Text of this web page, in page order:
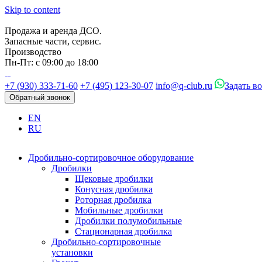
Skip to content
Продажа и аренда ДСО.
Запасные части, сервис.
Производство
Пн-Пт: с 09:00 до 18:00
+7 (930) 333-71-60 +7 (495) 123-30-07 info@q-club.ru Задать
Обратный звонок
EN
RU
Дробильно-сортировочное оборудование
Дробилки
Щековые дробилки
Конусная дробилка
Роторная дробилка
Мобильные дробилки
Дробилки полумобильные
Стационарная дробилка
Дробильно-сортировочные
установки